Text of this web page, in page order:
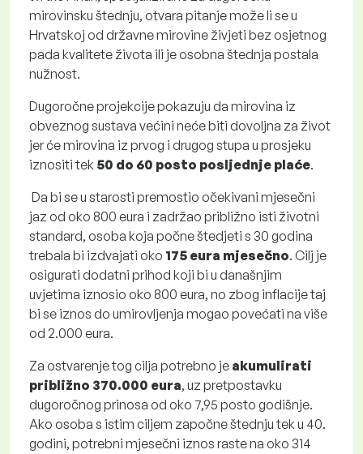
mirovinsku štednju, otvara pitanje može li se u
Hrvatskoj od državne mirovine živjeti bez osjetnog
pada kvalitete života ili je osobna štednja postala
nužnost.
Dugoročne projekcije pokazuju da mirovina iz
obveznog sustava većini neće biti dovoljna za život
jer će mirovina iz prvog i drugog stupa u prosjeku
iznositi tek 50 do 60 posto posljednje plaće.
Da bi se u starosti premostio očekivani mjesečni
jaz od oko 800 eura i zadržao približno isti životni
standard, osoba koja počne štedjeti s 30 godina
trebala bi izdvajati oko 175 eura mjesečno. Cilj je
osigurati dodatni prihod koji bi u današnjim
uvjetima iznosio oko 800 eura, no zbog inflacije taj
bi se iznos do umirovljenja mogao povećati na više
od 2.000 eura.
Za ostvarenje tog cilja potrebno je akumulirati
približno 370.000 eura, uz pretpostavku
dugoročnog prinosa od oko 7,95 posto godišnje.
Ako osoba s istim ciljem započne štednju tek u 40.
godini, potrebni mjesečni iznos raste na oko 314